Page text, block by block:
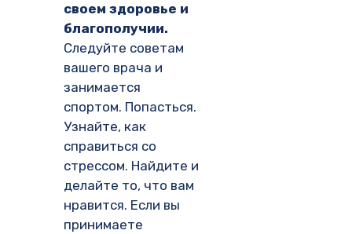
своем здоровье и
благополучии.
Следуйте советам
вашего врача и
занимается
спортом. Попасться.
Узнайте, как
справиться со
стрессом. Найдите и
делайте то, что вам
нравится. Если вы
принимаете